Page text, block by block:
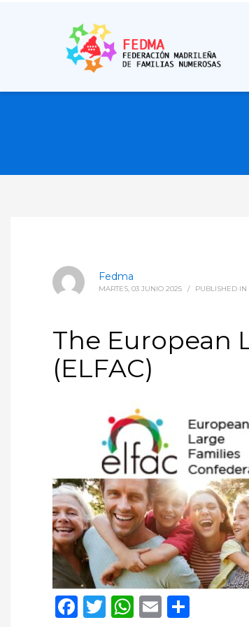
Fedma
MARTES, 03 JUNIO 2025 / PUBLISHED IN
The European
(ELFAC)
Facebook
Twitter
WhatsApp
Email